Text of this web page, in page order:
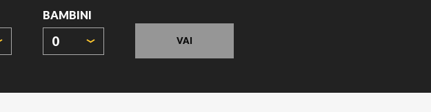
BAMBINI
0 VAI